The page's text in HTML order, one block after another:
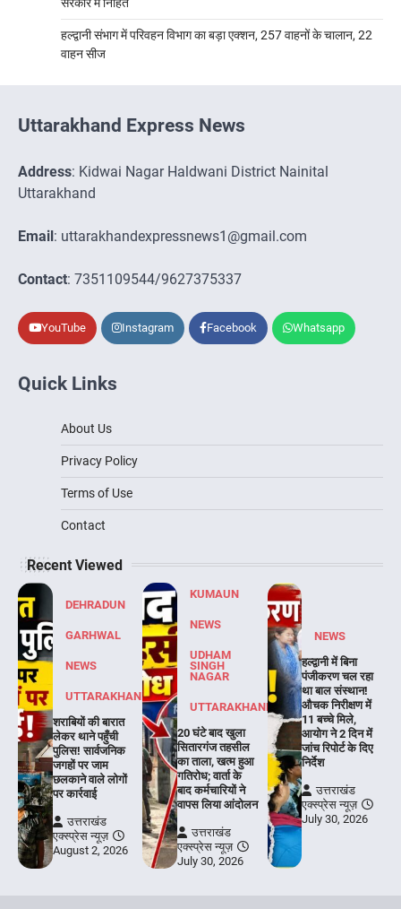
हल्द्वानी संभाग में परिवहन विभाग का बड़ा एक्शन, 257 वाहनों के चालान, 22
वाहन सीज
Uttarakhand Express News
Address: Kidwai Nagar Haldwani District Nainital
Uttarakhand
Email: uttarakhandexpressnews1@gmail.com
Contact: 7351109544/9627375337
YouTube Instagram Facebook Whatsapp
Quick Links
About Us
Privacy Policy
Terms of Use
Contact
Recent Viewed
DEHRADUN
GARHWAL
NEWS
UTTARAKHAND
शराबियों की बारात
लेकर थाने पहुँची
पुलिस! सार्वजनिक
जगहों पर जाम
छलकाने वाले लोगों
पर कार्रवाई
उत्तराखंड
एक्स्प्रेस न्यूज़
August 2, 2026
KUMAUN
NEWS
UDHAM
SINGH
NAGAR
UTTARAKHAND
20 घंटे बाद खुला
सितारगंज तहसील
का ताला, खत्म हुआ
गतिरोध; वार्ता के
बाद कर्मचारियों ने
वापस लिया आंदोलन
उत्तराखंड
एक्स्प्रेस न्यूज़
July 30, 2026
NEWS
हल्द्वानी में बिना
पंजीकरण चल रहा
था बाल संस्थान!
औचक निरीक्षण में
11 बच्चे मिले,
आयोग ने 2 दिन में
जांच रिपोर्ट के दिए
निर्देश
उत्तराखंड
एक्स्प्रेस न्यूज़
July 30, 2026